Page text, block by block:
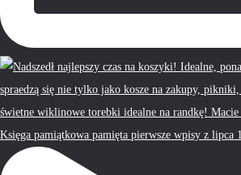
Księga pamiątkowa pamięta pierwsze wpisy z lipca 1